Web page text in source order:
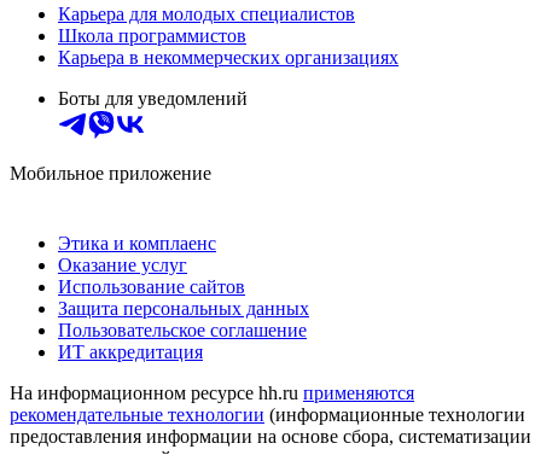
Карьера для молодых специалистов
Школа программистов
Карьера в некоммерческих организациях
Боты для уведомлений
Мобильное приложение
Этика и комплаенс
Оказание услуг
Использование сайтов
Защита персональных данных
Пользовательское соглашение
ИТ аккредитация
На информационном ресурсе hh.ru применяются
рекомендательные технологии (информационные технологии
предоставления информации на основе сбора, систематизации